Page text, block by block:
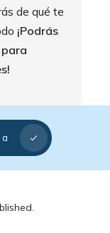
de qué te
¡Podrás